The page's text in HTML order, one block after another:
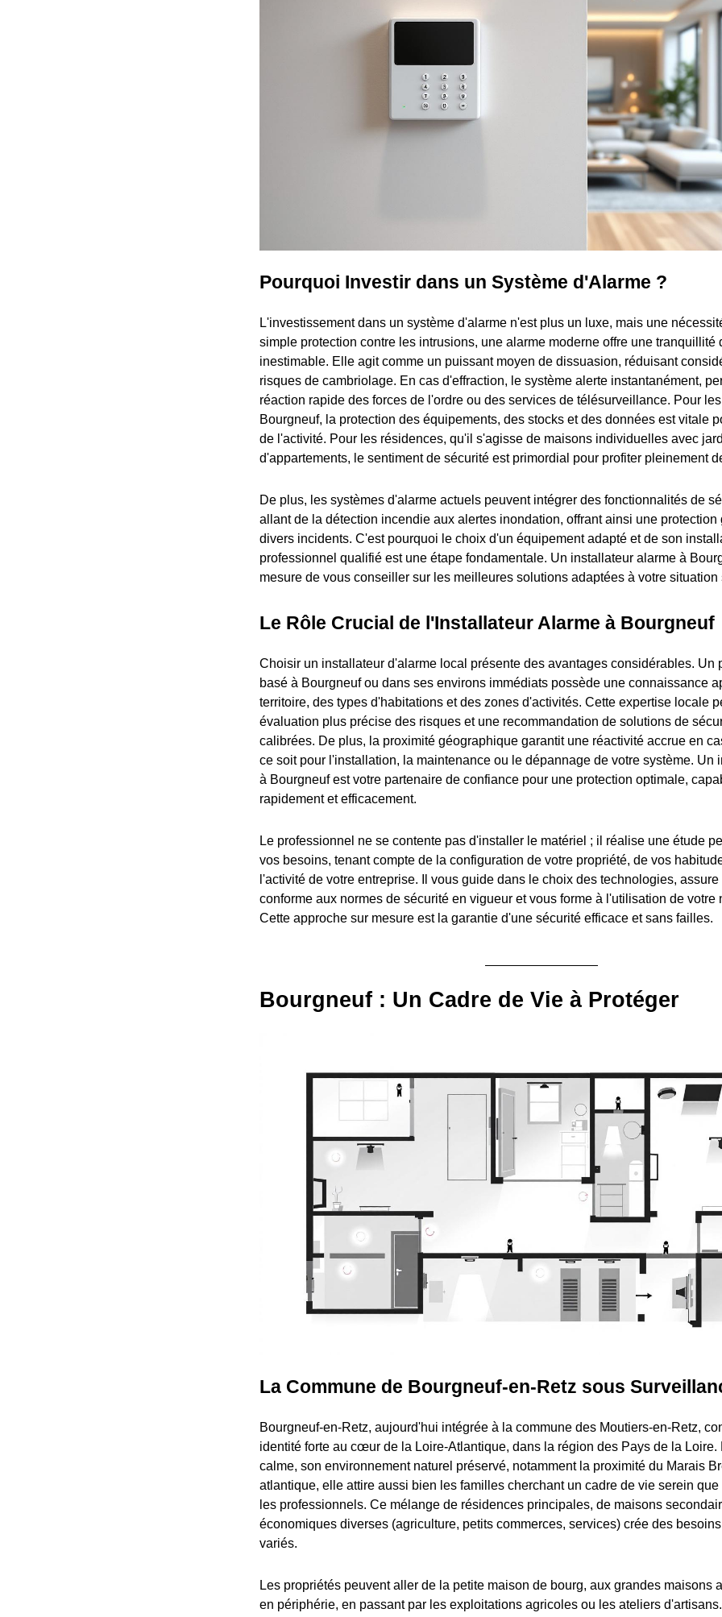
Pourquoi Investir dans un Système d'Alarme ?
L'investissement dans un système d'alarme n'est plus un luxe, mais une
simple protection contre les intrusions, une alarme moderne offre une tranquillité
inestimable. Elle agit comme un puissant moyen de dissuasion, réduisant
risques de cambriolage. En cas d'effraction, le système alerte instantanément,
réaction rapide des forces de l'ordre ou des services de télésurveillance. Pour
Bourgneuf, la protection des équipements, des stocks et des données est vitale
de l'activité. Pour les résidences, qu'il s'agisse de maisons individuelles avec
d'appartements, le sentiment de sécurité est primordial pour profiter pleinement
De plus, les systèmes d'alarme actuels peuvent intégrer des fonctionnalités de
allant de la détection incendie aux alertes inondation, offrant ainsi une protection
divers incidents. C'est pourquoi le choix d'un équipement adapté et de son
professionnel qualifié est une étape fondamentale. Un installateur alarme à
mesure de vous conseiller sur les meilleures solutions adaptées à votre situation
Le Rôle Crucial de l'Installateur Alarme à Bourgneuf
Choisir un installateur d'alarme local présente des avantages considérables. Un
basé à Bourgneuf ou dans ses environs immédiats possède une connaissance
territoire, des types d'habitations et des zones d'activités. Cette expertise locale
évaluation plus précise des risques et une recommandation de solutions de
calibrées. De plus, la proximité géographique garantit une réactivité accrue en
ce soit pour l'installation, la maintenance ou le dépannage de votre système. Un
à Bourgneuf est votre partenaire de confiance pour une protection optimale,
rapidement et efficacement.
Le professionnel ne se contente pas d'installer le matériel ; il réalise une étude
vos besoins, tenant compte de la configuration de votre propriété, de vos
l'activité de votre entreprise. Il vous guide dans le choix des technologies,
conforme aux normes de sécurité en vigueur et vous forme à l'utilisation de votre
Cette approche sur mesure est la garantie d'une sécurité efficace et sans failles.
Bourgneuf : Un Cadre de Vie à Protéger
La Commune de Bourgneuf-en-Retz sous
Bourgneuf-en-Retz, aujourd'hui intégrée à la commune des Moutiers-en-Retz,
identité forte au cœur de la Loire-Atlantique, dans la région des Pays de la Loire.
calme, son environnement naturel préservé, notamment la proximité du Marais
atlantique, elle attire aussi bien les familles cherchant un cadre de vie serein
les professionnels. Ce mélange de résidences principales, de maisons
économiques diverses (agriculture, petits commerces, services) crée des
variés.
Les propriétés peuvent aller de la petite maison de bourg, aux grandes maisons
en périphérie, en passant par les exploitations agricoles ou les ateliers